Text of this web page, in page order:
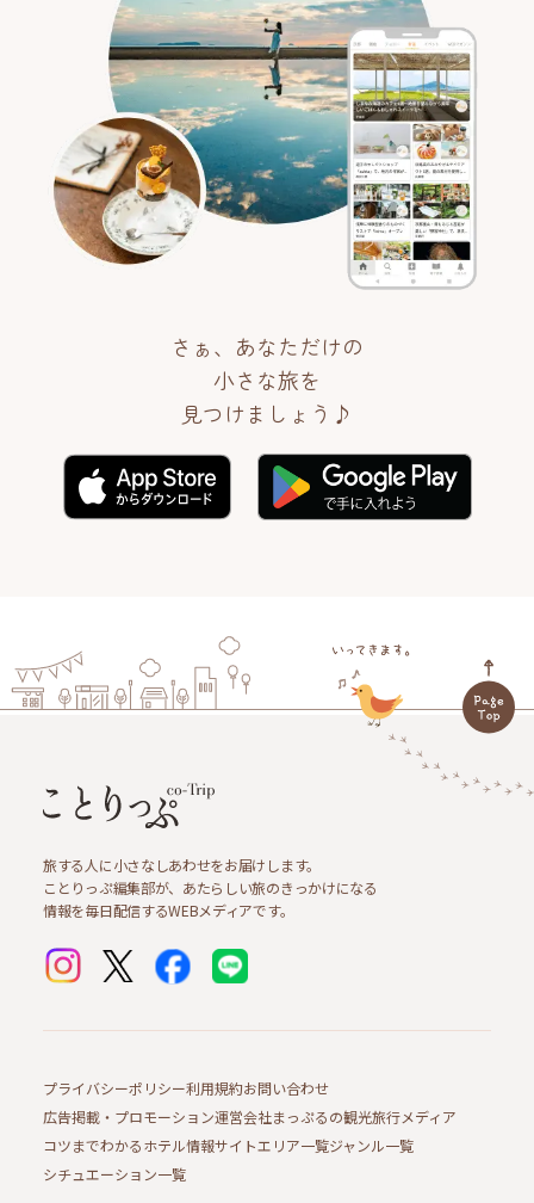
さぁ、あなただけの
小さな旅を
見つけましょう♪
旅する人に小さなしあわせをお届けします。
ことりっぷ編集部が、あたらしい旅のきっかけになる
情報を毎日配信するWEBメディアです。
プライバシーポリシー利用規約お問い合わせ
広告掲載・プロモーション運営会社まっぷるの観光旅行メディア
コツまでわかるホテル情報サイトエリア一覧ジャンル一覧
シチュエーション一覧